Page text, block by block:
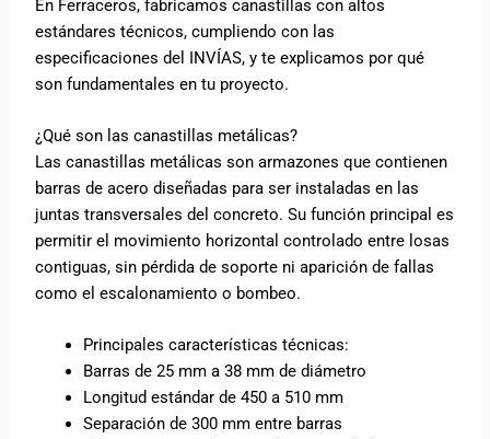
En Ferraceros, fabricamos canastillas con altos
estándares técnicos, cumpliendo con las
especificaciones del INVÍAS, y te explicamos por qué
son fundamentales en tu proyecto.
¿Qué son las canastillas metálicas?
Las canastillas metálicas son armazones que contienen
barras de acero diseñadas para ser instaladas en las
juntas transversales del concreto. Su función principal es
permitir el movimiento horizontal controlado entre losas
contiguas, sin pérdida de soporte ni aparición de fallas
como el escalonamiento o bombeo.
Principales características técnicas:
Barras de 25 mm a 38 mm de diámetro
Longitud estándar de 450 a 510 mm
Separación de 300 mm entre barras